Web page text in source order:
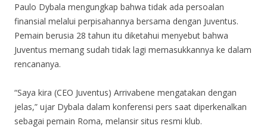
Paulo Dybala mengungkap bahwa tidak ada persoalan
finansial melalui perpisahannya bersama dengan Juventus.
Pemain berusia 28 tahun itu diketahui menyebut bahwa
Juventus memang sudah tidak lagi memasukkannya ke dalam
rencananya.
“Saya kira (CEO Juventus) Arrivabene mengatakan dengan
jelas,” ujar Dybala dalam konferensi pers saat diperkenalkan
sebagai pemain Roma, melansir situs resmi klub.